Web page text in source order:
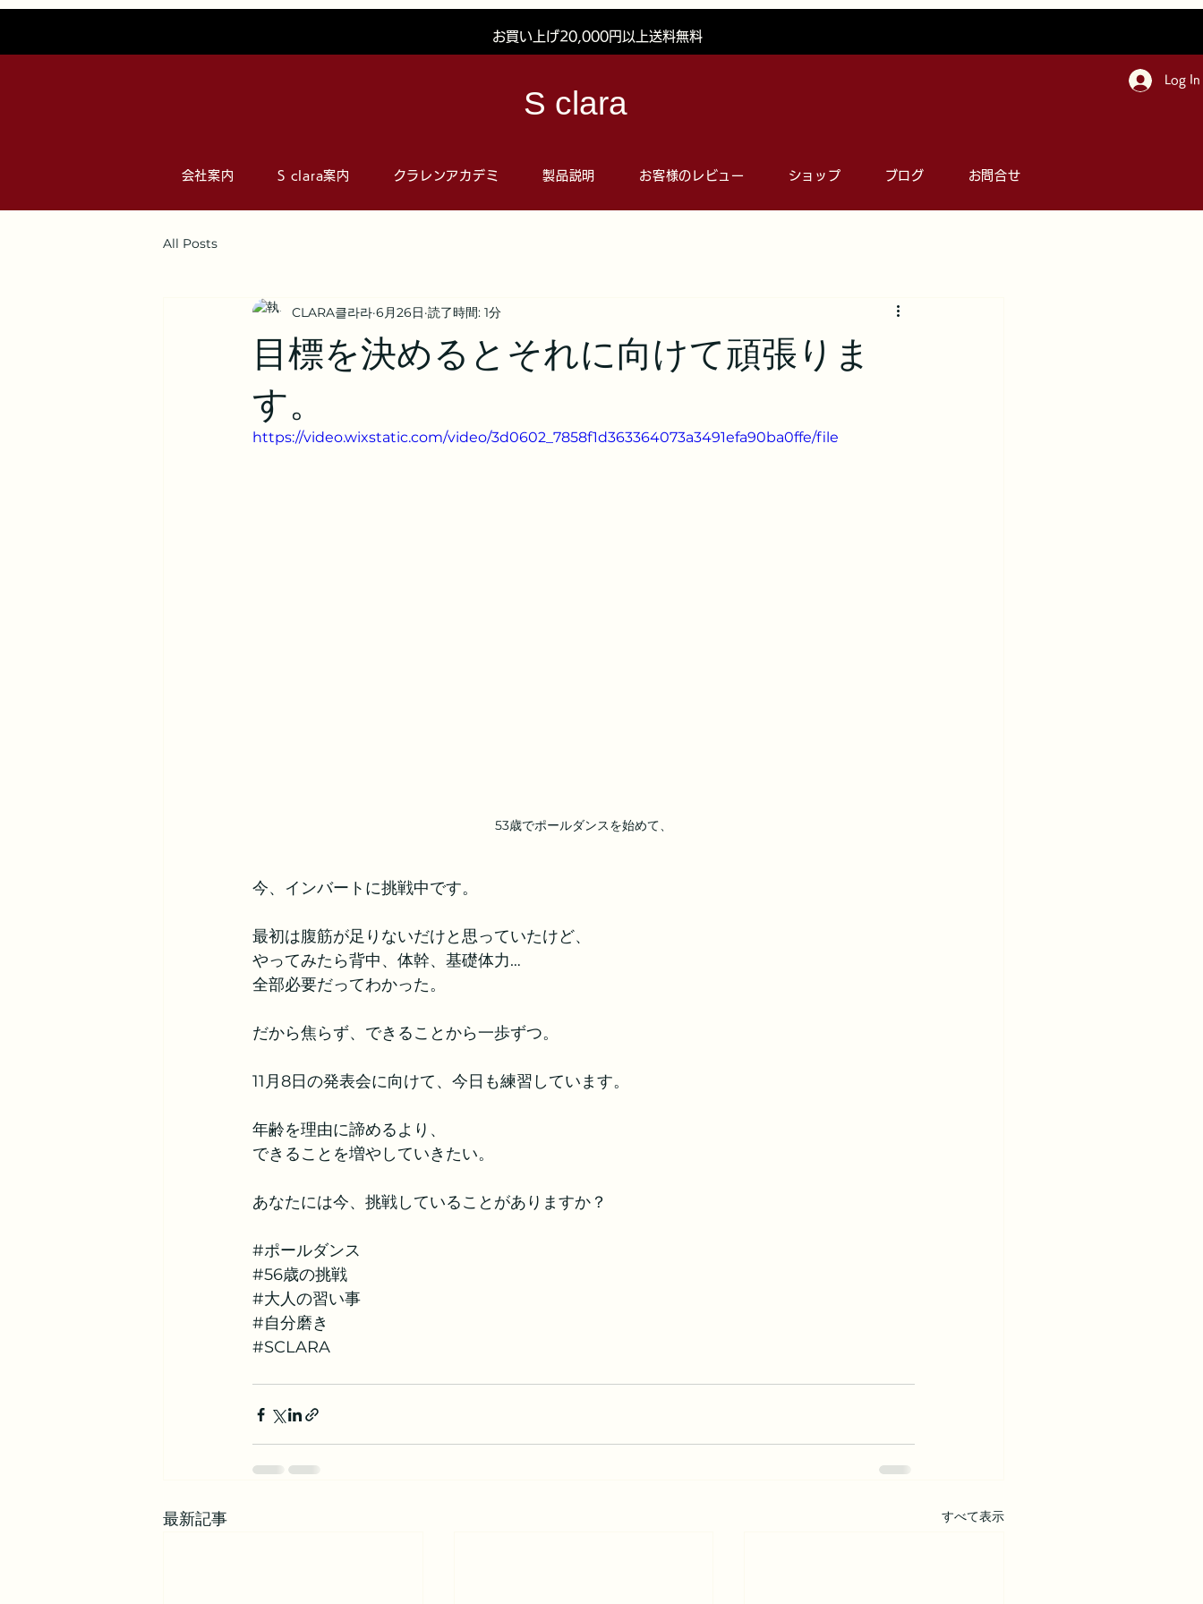
お買い上げ20,000円以上送料無料
S clara
Log In
会社案内 S clara案内 クラレンアカデミ 製品説明 お客様のレビュー ショップ ブログ お問合せ
All Posts
目標を決めるとそれに向けて頑張りま
す。
CLARA클라라 6月26日 読了時間: 1分
https://video.wixstatic.com/video/3d0602_7858f1d363364073a3491efa90ba0ffe/file
53歳でポールダンスを始めて、
今、インバートに挑戦中です。
最初は腹筋が足りないだけと思っていたけど、
やってみたら背中、体幹、基礎体力…
全部必要だってわかった。
だから焦らず、できることから一歩ずつ。
11月8日の発表会に向けて、今日も練習しています。
年齢を理由に諦めるより、
できることを増やしていきたい。
あなたには今、挑戦していることがありますか？
#ポールダンス
#56歳の挑戦
#大人の習い事
#自分磨き
#SCLARA
最新記事 すべて表示